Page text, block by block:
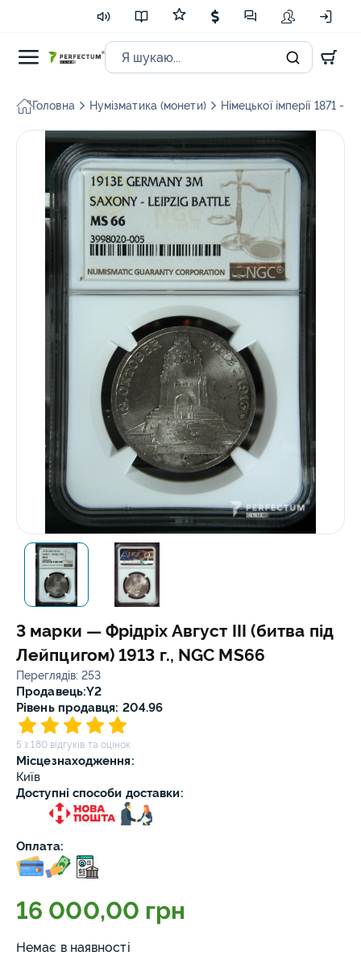
Головна Нумізматика (монети) Німецької імперії 1871 -
3 марки — Фрідріх Август III (битва під
Лейпцигом) 1913 г., NGC MS66
Переглядів: 253
Продавець:Y2
Рівень продавця: 204.96
5 з 180 відгуків та оцінок
Місцезнаходження:
Київ
Доступні способи доставки:
Оплата:
16 000,00 грн
Немає в наявності